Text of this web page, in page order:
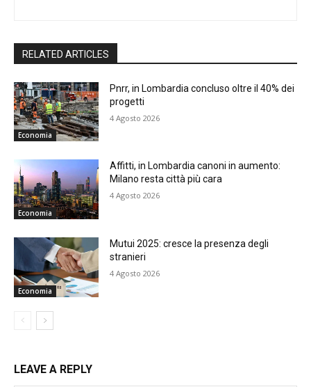
RELATED ARTICLES
Economia
Pnrr, in Lombardia concluso oltre il 40% dei
progetti
4 Agosto 2026
Economia
Affitti, in Lombardia canoni in aumento:
Milano resta città più cara
4 Agosto 2026
Economia
Mutui 2025: cresce la presenza degli
stranieri
4 Agosto 2026
LEAVE A REPLY